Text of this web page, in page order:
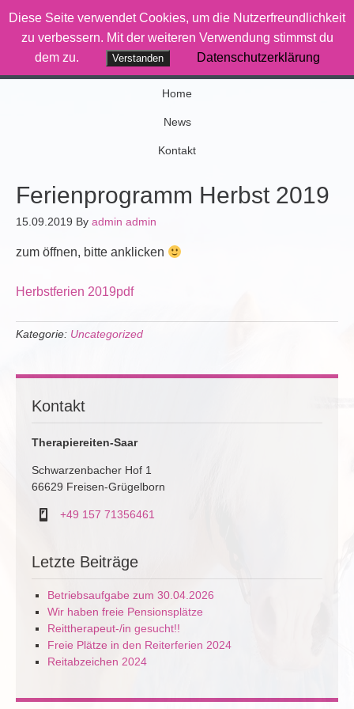
Therapiereiten-Saar
Wenn Pferde was bewegen
Home
News
Kontakt
Ferienprogramm Herbst 2019
15.09.2019 By admin admin
zum öffnen, bitte anklicken
Herbstferien 2019pdf
Kategorie: Uncategorized
Kontakt
Therapiereiten-Saar
Schwarzenbacher Hof 1
66629 Freisen-Grügelborn
+49 157 71356461
Letzte Beiträge
Betriebsaufgabe zum 30.04.2026
Wir haben freie Pensionsplätze
Reittherapeut-/in gesucht!!
Freie Plätze in den Reiterferien 2024
Reitabzeichen 2024
Diese Seite verwendet Cookies, um die Nutzerfreundlichkeit
zu verbessern. Mit der weiteren Verwendung stimmst du
dem zu.
Verstanden Datenschutzerklärung